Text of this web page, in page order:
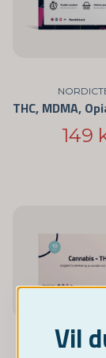
149
Vil